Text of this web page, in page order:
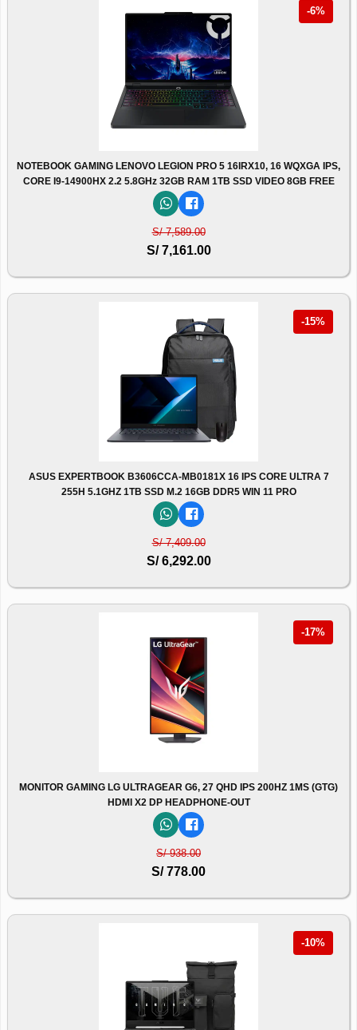
-6%
NOTEBOOK GAMING LENOVO LEGION PRO 5 16IRX10, 16 WQXGA IPS,
CORE I9-14900HX 2.2 5.8GHz 32GB RAM 1TB SSD VIDEO 8GB FREE
S/ 7,589.00
S/ 7,161.00
-15%
ASUS EXPERTBOOK B3606CCA-MB0181X 16 IPS CORE ULTRA 7
255H 5.1GHZ 1TB SSD M.2 16GB DDR5 WIN 11 PRO
S/ 7,409.00
S/ 6,292.00
-17%
MONITOR GAMING LG ULTRAGEAR G6, 27 QHD IPS 200HZ 1MS (GTG)
HDMI X2 DP HEADPHONE-OUT
S/ 938.00
S/ 778.00
-10%